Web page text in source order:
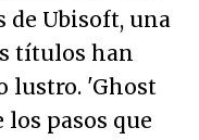
de Ubisoft, una
títulos han
lustro. 'Ghost
pasos que